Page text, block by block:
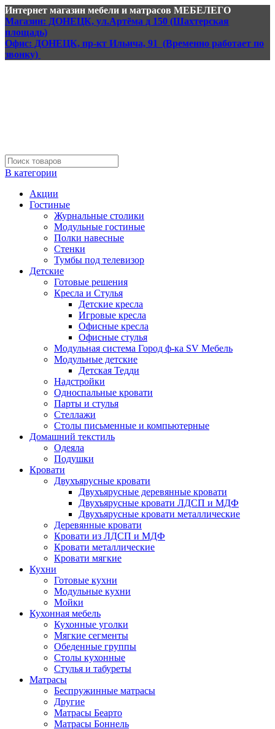
Интернет магазин мебели и матрасов МЕБЕЛЕГО
Магазин: ДОНЕЦК, ул.Артёма д 150 (Шахтерская
площадь)
Офис: ДОНЕЦК, пр-кт Ильича, 91 (Временно работает по
звонку)
В категории
Акции
Гостиные
Журнальные столики
Модульные гостиные
Полки навесные
Стенки
Тумбы под телевизор
Детские
Готовые решения
Кресла и Стулья
Детские кресла
Игровые кресла
Офисные кресла
Офисные стулья
Модульная система Город ф-ка SV Мебель
Модульные детские
Детская Тедди
Надстройки
Односпальные кровати
Парты и стулья
Стеллажи
Столы письменные и компьютерные
Домашний текстиль
Одеяла
Подушки
Кровати
Двухъярусные кровати
Двухъярусные деревянные кровати
Двухъярусные кровати ЛДСП и МДФ
Двухъярусные кровати металлические
Деревянные кровати
Кровати из ЛДСП и МДФ
Кровати металлические
Кровати мягкие
Кухни
Готовые кухни
Модульные кухни
Мойки
Кухонная мебель
Кухонные уголки
Мягкие сегменты
Обеденные группы
Столы кухонные
Стулья и табуреты
Матрасы
Беспружинные матрасы
Другие
Матрасы Беарто
Матрасы Боннель